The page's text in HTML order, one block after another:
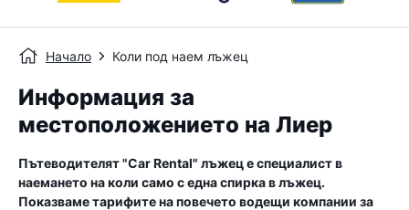
Начало Коли под наем лъжец
Информация за
местоположението на Лиер
Пътеводителят "Car Rental" лъжеце специалист в
наемането на коли само с една спирка влъжец.
Показваме тарифите на повечето водещи компании за